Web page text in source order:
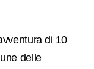
di 10
delle